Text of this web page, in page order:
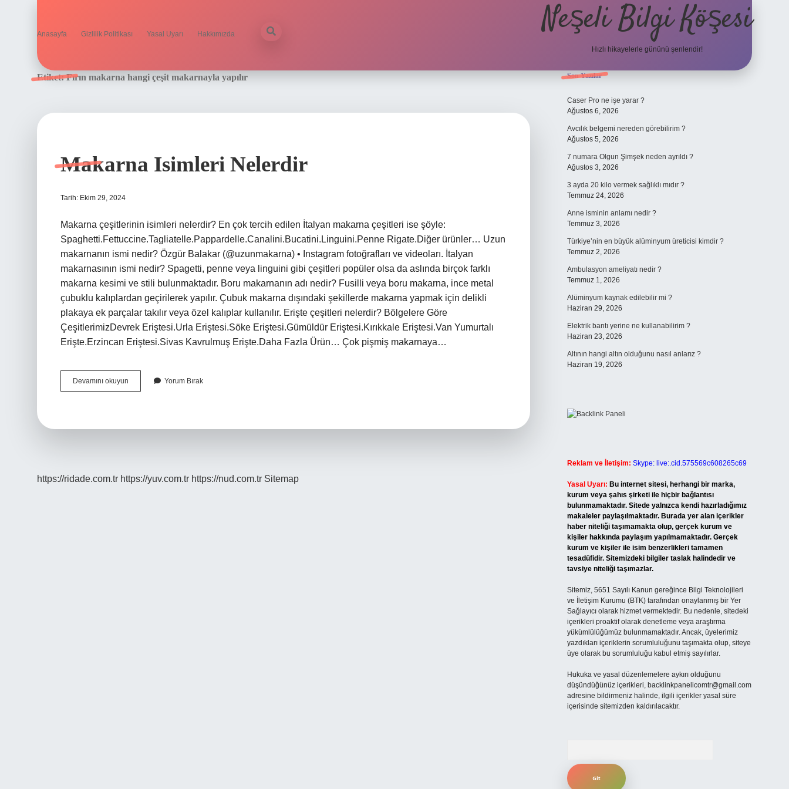
Anasayfa Gizlilik Politikası Yasal Uyarı Hakkımızda Neşeli Bilgi Köşesi
Hızlı hikayelerle gününü şenlendir!
Etiket:Fırın makarna hangi çeşit makarnayla yapılır
Makarna Isimleri Nelerdir
Tarih: Ekim 29, 2024
Makarna çeşitlerinin isimleri nelerdir? En çok tercih edilen İtalyan makarna çeşitleri ise şöyle:
Spaghetti.Fettuccine.Tagliatelle.Pappardelle.Canalini.Bucatini.Linguini.Penne Rigate.Diğer ürünler… Uzun
makarnanın ismi nedir? Özgür Balakar (@uzunmakarna) • Instagram fotoğrafları ve videoları. İtalyan
makarnasının ismi nedir? Spagetti, penne veya linguini gibi çeşitleri popüler olsa da aslında birçok farklı
makarna kesimi ve stili bulunmaktadır. Boru makarnanın adı nedir? Fusilli veya boru makarna, ince metal
çubuklu kalıplardan geçirilerek yapılır. Çubuk makarna dışındaki şekillerde makarna yapmak için delikli
plakaya ek parçalar takılır veya özel kalıplar kullanılır. Erişte çeşitleri nelerdir? Bölgelere Göre
ÇeşitlerimizDevrek Eriştesi.Urla Eriştesi.Söke Eriştesi.Gümüldür Eriştesi.Kırıkkale Eriştesi.Van Yumurtalı
Erişte.Erzincan Eriştesi.Sivas Kavrulmuş Erişte.Daha Fazla Ürün… Çok pişmiş makarnaya…
Devamını okuyun Makarna
Isimleri
Yorum Bırak
https://ridade.com.tr https://yuv.com.tr https://nud.com.tr Sitemap
Sidebar
Son Yazılar
Caser Pro ne işe yarar ?
Ağustos 6, 2026
Avcılık belgemi nereden görebilirim ?
Ağustos 5, 2026
7 numara Olgun Şimşek neden ayrıldı ?
Ağustos 3, 2026
3 ayda 20 kilo vermek sağlıklı mıdır ?
Temmuz 24, 2026
Anne isminin anlamı nedir ?
Temmuz 3, 2026
Türkiye’nin en büyük alüminyum üreticisi kimdir ?
Temmuz 2, 2026
Ambulasyon ameliyatı nedir ?
Temmuz 1, 2026
Alüminyum kaynak edilebilir mi ?
Haziran 29, 2026
Elektrik bantı yerine ne kullanabilirim ?
Haziran 23, 2026
Altının hangi altın olduğunu nasıl anlarız ?
Haziran 19, 2026
Reklam ve İletişim: Skype: live:.cid.575569c608265c69
Yasal Uyarı: Bu internet sitesi, herhangi bir marka,
kurum veya şahıs şirketi ile hiçbir bağlantısı
bulunmamaktadır. Sitede yalnızca kendi hazırladığımız
makaleler paylaşılmaktadır. Burada yer alan içerikler
haber niteliği taşımamakta olup, gerçek kurum ve
kişiler hakkında paylaşım yapılmamaktadır. Gerçek
kurum ve kişiler ile isim benzerlikleri tamamen
tesadüfidir. Sitemizdeki bilgiler taslak halindedir ve
tavsiye niteliği taşımazlar.
Sitemiz, 5651 Sayılı Kanun gereğince Bilgi Teknolojileri
ve İletişim Kurumu (BTK) tarafından onaylanmış bir Yer
Sağlayıcı olarak hizmet vermektedir. Bu nedenle, sitedeki
içerikleri proaktif olarak denetleme veya araştırma
yükümlülüğümüz bulunmamaktadır. Ancak, üyelerimiz
yazdıkları içeriklerin sorumluluğunu taşımakta olup, siteye
üye olarak bu sorumluluğu kabul etmiş sayılırlar.
Hukuka ve yasal düzenlemelere aykırı olduğunu
düşündüğünüz içerikleri, backlinkpanelicomtr@gmail.com
adresine bildirmeniz halinde, ilgili içerikler yasal süre
içerisinde sitemizden kaldırılacaktır.